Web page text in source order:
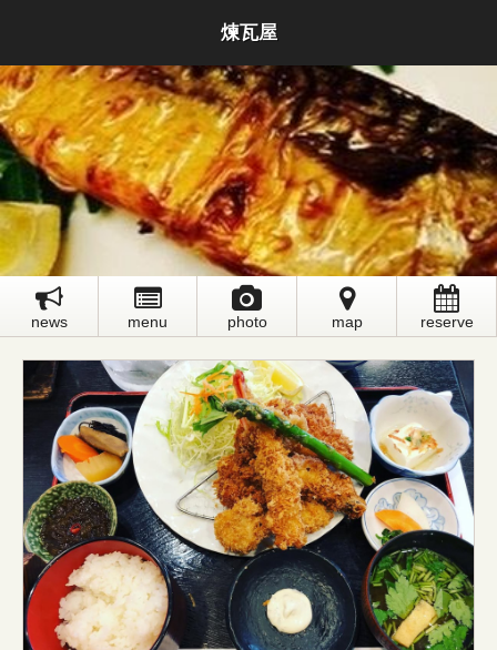
煉瓦屋
news menu photo map reserve